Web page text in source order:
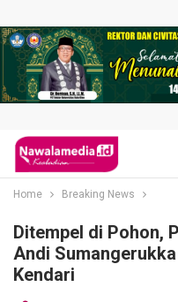
Home Breaking News
Ditempel di Pohon,
Andi
Kendari